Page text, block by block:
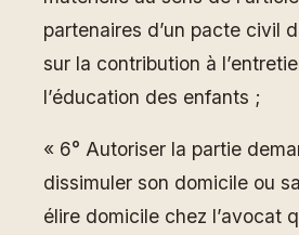
partenaires d’un pacte civil
sur la contribution à
l’éducation des enfants ;
« 6° Autoriser la partie
dissimuler son domicile ou
élire domicile chez l’avocat